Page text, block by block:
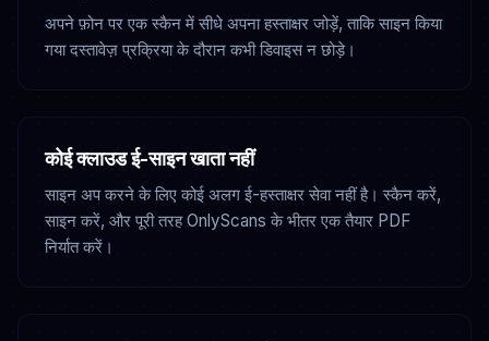
अपने फ़ोन पर एक स्कैन में सीधे अपना हस्ताक्षर जोड़ें, ताकि साइन किया
गया दस्तावेज़ प्रक्रिया के दौरान कभी डिवाइस न छोड़े।
कोई क्लाउड ई-साइन खाता नहीं
साइन अप करने के लिए कोई अलग ई-हस्ताक्षर सेवा नहीं है। स्कैन करें,
साइन करें, और पूरी तरह OnlyScans के भीतर एक तैयार PDF
निर्यात करें।